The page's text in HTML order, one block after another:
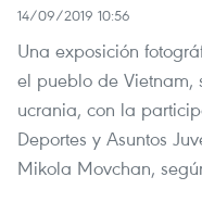
14/09/2019 10:56
Una exposición
el pueblo de Vietnam,
ucrania, con la
Deportes y Asuntos
Mikola Movchan,